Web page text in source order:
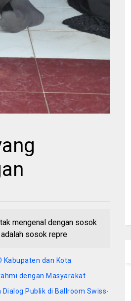
tak mengenal dengan sosok
sosok repre
Kabupaten dan Kota
dengan Masyarakat
Publik di Ballroom Swiss-